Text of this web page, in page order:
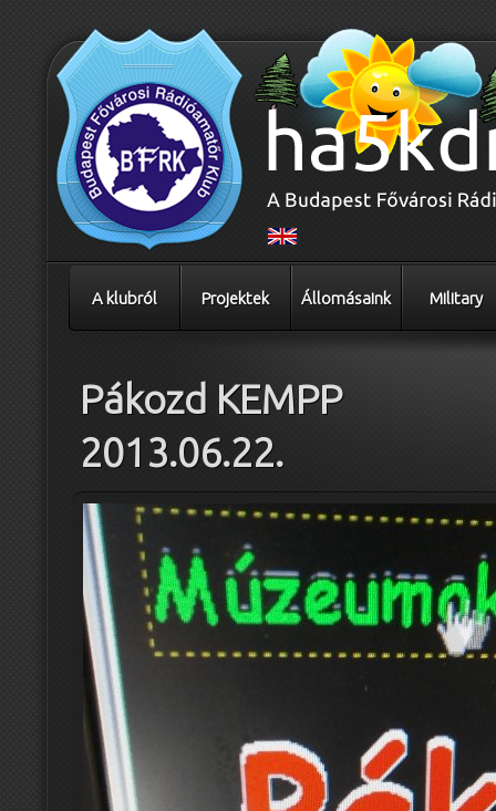
A klubról Projektek Állomásaink Military
Pákozd KEMPP
2013.06.22.